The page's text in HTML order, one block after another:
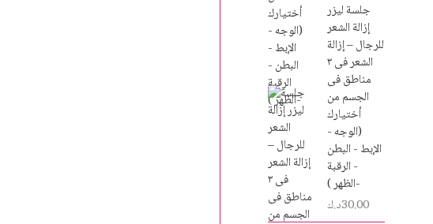
جلسة ليزر
إزالة الشعر
للرجال – إزالة
الشعر فى ٣
مناطق فى
الجسم من
أختيارك
(الوجه -
الإبط - البطن
- الرقبة
-الظهر )
30.00د.ك